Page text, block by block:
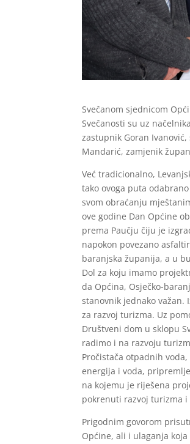
Svečanom sjednicom
Svečanosti su uz
zastupnik Goran
Mandarić, zamjenik
Već tradicionalno,
tako ovoga puta
svom obraćanju
ove godine Dan Općine
prema Paučju čiju je
napokon povezano
baranjska županija, a u
Dol za koju imamo
da Općina, Osječko-
stanovnik jednako
za razvoj turizma. Uz
Društveni dom u sklopu
radimo i na razvoju
Pročistača otpadnih
energija i voda,
na kojemu je riješena
pokrenuti razvoj turizma i
Prigodnim govorom
Općine, ali i ulaganja